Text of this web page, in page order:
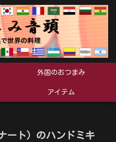
外国のおつまみ
アイテム
ト）のハンドミキ